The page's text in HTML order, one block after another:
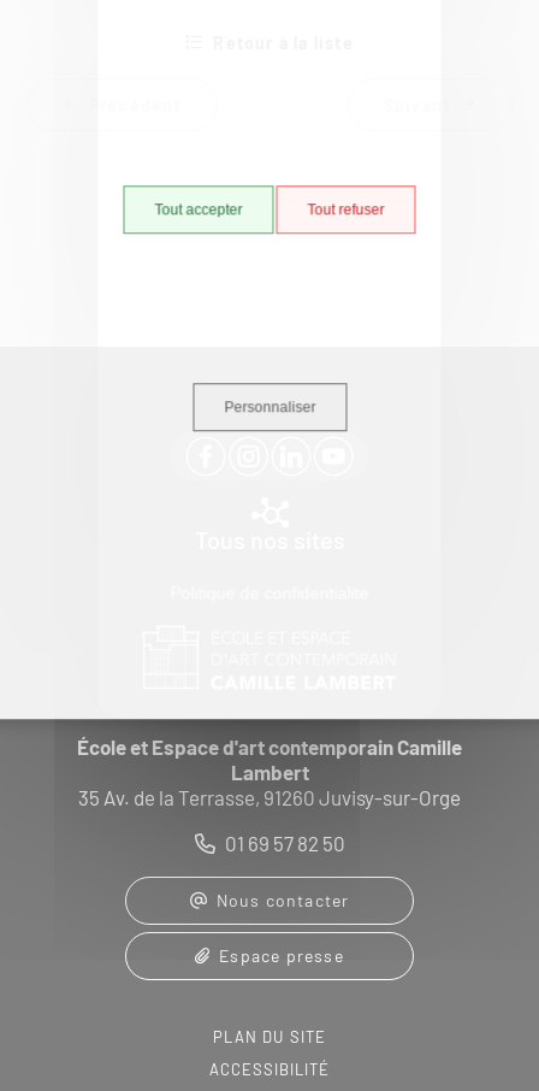
Tout accepter Tout refuser
Personnaliser
Suivez-nous
École et Espace d'art contemporain Camille
Lambert
35 Av. de la Terrasse, 91260 Juvisy-sur-Orge
01 69 57 82 50
Nous contacter
Espace presse
PLAN DU SITE
ACCESSIBILITÉ